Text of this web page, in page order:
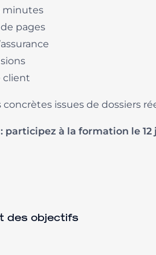
minutes
pages
client
issues de dossiers
à la formation le 12
des objectifs